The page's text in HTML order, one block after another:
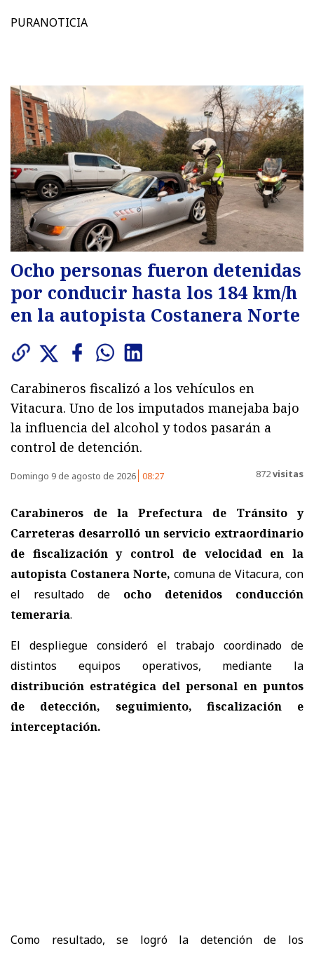
PURANOTICIA
Ocho personas fueron detenidas
por conducir hasta los 184 km/h
en la autopista Costanera Norte
Carabineros fiscalizó a los vehículos en
Vitacura. Uno de los imputados manejaba bajo
la influencia del alcohol y todos pasarán a
control de detención.
Domingo 9 de agosto de 2026 08:27 872visitas
Carabineros de la Prefectura de Tránsito y
Carreteras desarrolló un servicio extraordinario
de fiscalización y control de velocidad en la
autopista Costanera Norte, comuna de Vitacura, con
el resultado de ocho detenidos conducción
temeraria.
El despliegue consideró el trabajo coordinado de
distintos equipos operativos, mediante la
distribución estratégica del personal en puntos
de detección, seguimiento, fiscalización e
interceptación.
Como resultado, se logró la detención de los